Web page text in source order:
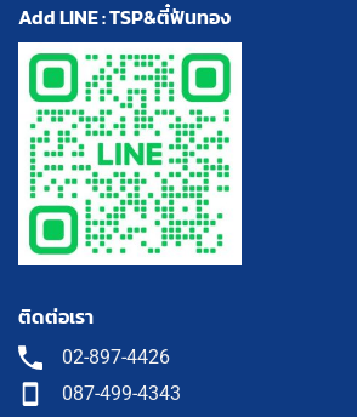
Add LINE : TSP&ตี๋ฟันทอง
ติดต่อเรา
02-897-4426
087-499-4343